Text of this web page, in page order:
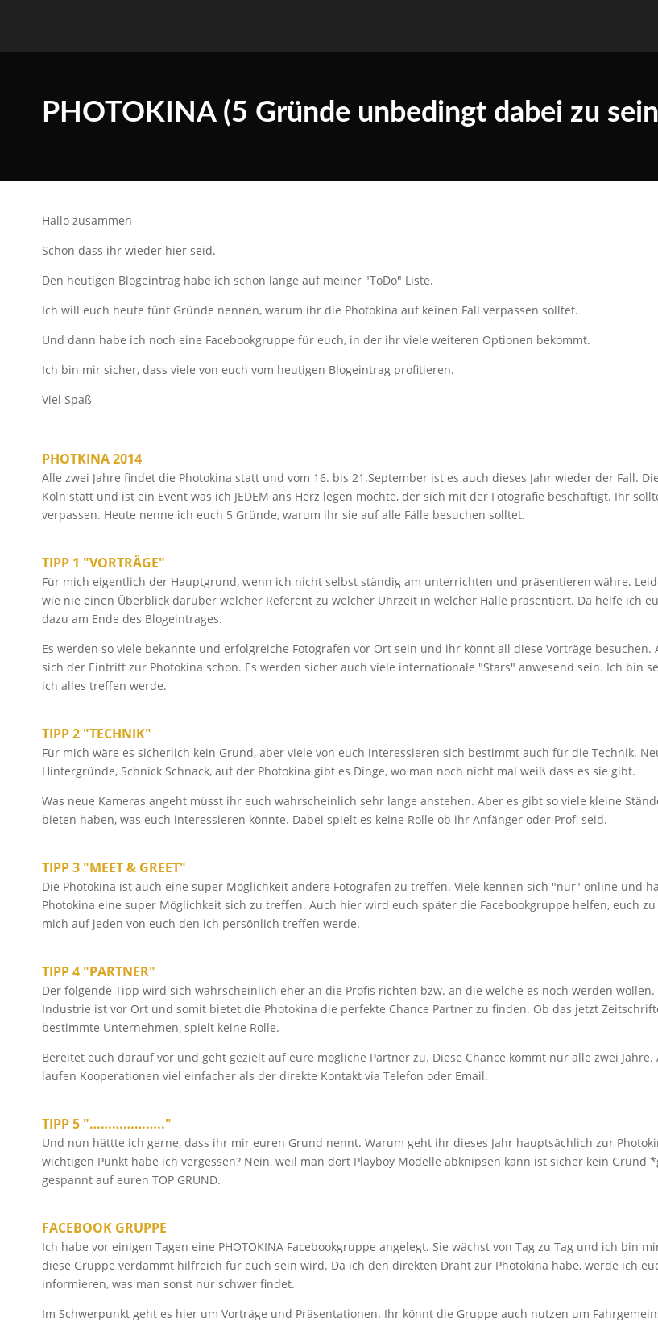
PHOTOKINA (5 Gründe unbedingt dabei zu
Hallo zusammen
Schön dass ihr wieder hier seid.
Den heutigen Blogeintrag habe ich schon lange auf meiner "ToDo" Liste.
Ich will euch heute fünf Gründe nennen, warum ihr die Photokina auf keinen Fall verpassen solltet.
Und dann habe ich noch eine Facebookgruppe für euch, in der ihr viele weiteren Optionen bekommt.
Ich bin mir sicher, dass viele von euch vom heutigen Blogeintrag profitieren.
Viel Spaß
PHOTKINA 2014
Alle zwei Jahre findet die Photokina statt und vom 16. bis 21.September ist es auch dieses Jahr wieder der Fall.
Köln statt und ist ein Event was ich JEDEM ans Herz legen möchte, der sich mit der Fotografie beschäftigt. Ihr
verpassen. Heute nenne ich euch 5 Gründe, warum ihr sie auf alle Fälle besuchen solltet.
TIPP 1 "VORTRÄGE"
Für mich eigentlich der Hauptgrund, wenn ich nicht selbst ständig am unterrichten und präsentieren währe.
wie nie einen Überblick darüber welcher Referent zu welcher Uhrzeit in welcher Halle präsentiert. Da helfe ich
dazu am Ende des Blogeintrages.
Es werden so viele bekannte und erfolgreiche Fotografen vor Ort sein und ihr könnt all diese Vorträge
sich der Eintritt zur Photokina schon. Es werden sicher auch viele internationale "Stars" anwesend sein. Ich bin
ich alles treffen werde.
TIPP 2 "TECHNIK"
Für mich wäre es sicherlich kein Grund, aber viele von euch interessieren sich bestimmt auch für die Technik.
Hintergründe, Schnick Schnack, auf der Photokina gibt es Dinge, wo man noch nicht mal weiß dass es sie gibt.
Was neue Kameras angeht müsst ihr euch wahrscheinlich sehr lange anstehen. Aber es gibt so viele kleine
bieten haben, was euch interessieren könnte. Dabei spielt es keine Rolle ob ihr Anfänger oder Profi seid.
TIPP 3 "MEET & GREET"
Die Photokina ist auch eine super Möglichkeit andere Fotografen zu treffen. Viele kennen sich "nur" online und
Photokina eine super Möglichkeit sich zu treffen. Auch hier wird euch später die Facebookgruppe helfen, euch
mich auf jeden von euch den ich persönlich treffen werde.
TIPP 4 "PARTNER"
Der folgende Tipp wird sich wahrscheinlich eher an die Profis richten bzw. an die welche es noch werden wollen.
Industrie ist vor Ort und somit bietet die Photokina die perfekte Chance Partner zu finden. Ob das jetzt
bestimmte Unternehmen, spielt keine Rolle.
Bereitet euch darauf vor und geht gezielt auf eure mögliche Partner zu. Diese Chance kommt nur alle zwei Jahre.
laufen Kooperationen viel einfacher als der direkte Kontakt via Telefon oder Email.
TIPP 5 "……………….."
Und nun hättte ich gerne, dass ihr mir euren Grund nennt. Warum geht ihr dieses Jahr hauptsächlich zur
wichtigen Punkt habe ich vergessen? Nein, weil man dort Playboy Modelle abknipsen kann ist sicher kein Grund
gespannt auf euren TOP GRUND.
FACEBOOK GRUPPE
Ich habe vor einigen Tagen eine PHOTOKINA Facebookgruppe angelegt. Sie wächst von Tag zu Tag und ich bin
diese Gruppe verdammt hilfreich für euch sein wird. Da ich den direkten Draht zur Photokina habe, werde ich
informieren, was man sonst nur schwer findet.
Im Schwerpunkt geht es hier um Vorträge und Präsentationen. Ihr könnt die Gruppe auch nutzen um